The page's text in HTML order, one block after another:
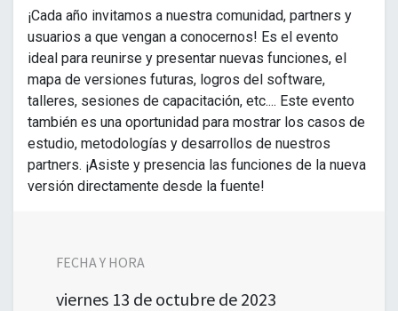
¡Cada año invitamos a nuestra comunidad, partners y
usuarios a que vengan a conocernos! Es el evento
ideal para reunirse y presentar nuevas funciones, el
mapa de versiones futuras, logros del software,
talleres, sesiones de capacitación, etc.... Este evento
también es una oportunidad para mostrar los casos de
estudio, metodologías y desarrollos de nuestros
partners. ¡Asiste y presencia las funciones de la nueva
versión directamente desde la fuente!
FECHA Y HORA
viernes 13 de octubre de 2023